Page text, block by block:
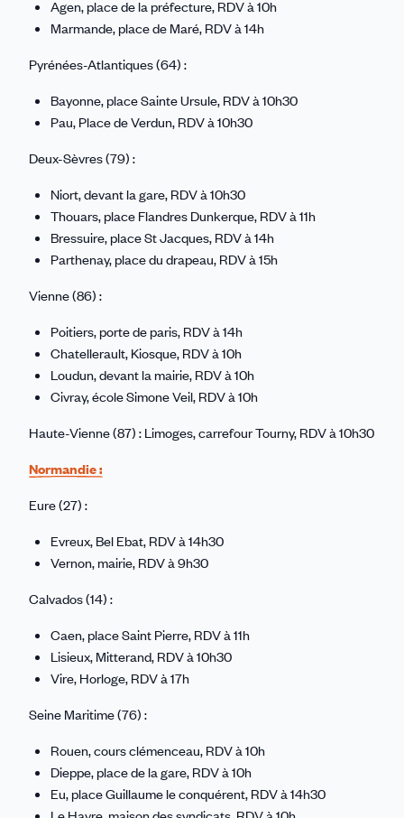
Agen, place de la préfecture, RDV à 10h
Marmande, place de Maré, RDV à 14h
Pyrénées-Atlantiques (64) :
Bayonne, place Sainte Ursule, RDV à 10h30
Pau, Place de Verdun, RDV à 10h30
Deux-Sèvres (79) :
Niort, devant la gare, RDV à 10h30
Thouars, place Flandres Dunkerque, RDV à 11h
Bressuire, place St Jacques, RDV à 14h
Parthenay, place du drapeau, RDV à 15h
Vienne (86) :
Poitiers, porte de paris, RDV à 14h
Chatellerault, Kiosque, RDV à 10h
Loudun, devant la mairie, RDV à 10h
Civray, école Simone Veil, RDV à 10h
Haute-Vienne (87) : Limoges, carrefour Tourny, RDV à 10h30
Normandie :
Eure (27) :
Evreux, Bel Ebat, RDV à 14h30
Vernon, mairie, RDV à 9h30
Calvados (14) :
Caen, place Saint Pierre, RDV à 11h
Lisieux, Mitterand, RDV à 10h30
Vire, Horloge, RDV à 17h
Seine Maritime (76) :
Rouen, cours clémenceau, RDV à 10h
Dieppe, place de la gare, RDV à 10h
Eu, place Guillaume le conquérent, RDV à 14h30